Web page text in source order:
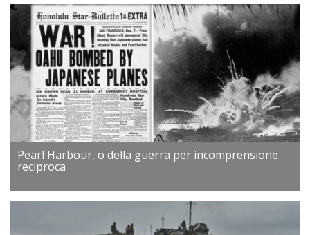
Pearl Harbour, o della guerra per incomprensione
reciproca